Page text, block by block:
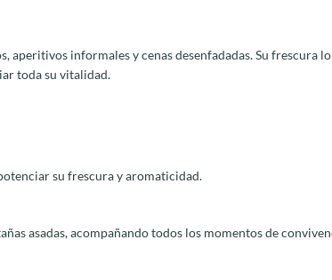
aperitivos informales y cenas desenfadadas. Su frescura
toda su vitalidad.
su frescura y aromaticidad.
asadas, acompañando todos los momentos de